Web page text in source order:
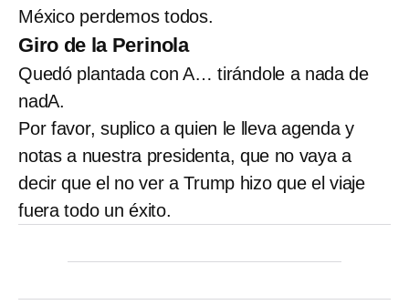
México perdemos todos.
Giro de la Perinola
Quedó plantada con A… tirándole a nada de
nadA.
Por favor, suplico a quien le lleva agenda y
notas a nuestra presidenta, que no vaya a
decir que el no ver a Trump hizo que el viaje
fuera todo un éxito.